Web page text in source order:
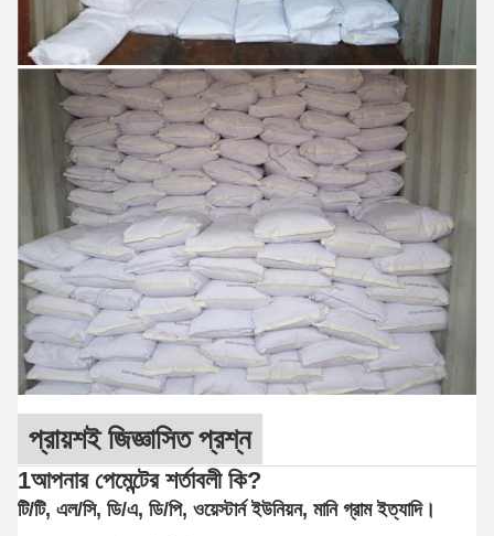
প্রায়শই জিজ্ঞাসিত প্রশ্ন
1আপনার পেমেন্টের শর্তাবলী কি?
টি/টি, এল/সি, ডি/এ, ডি/পি, ওয়েস্টার্ন ইউনিয়ন, মানি গ্রাম ইত্যাদি।